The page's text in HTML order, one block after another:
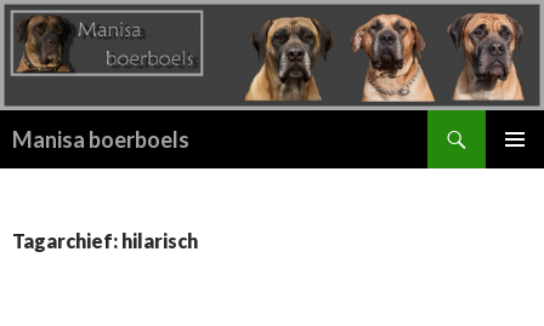
Manisa boerboels
Tagarchief: hilarisch